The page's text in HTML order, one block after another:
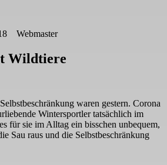
Webmaster
Wildtiere
waren gestern. Corona
Wintersportler tatsächlich im
für sie im Alltag ein bisschen unbequem,
Sau raus und die Selbstbeschränkung